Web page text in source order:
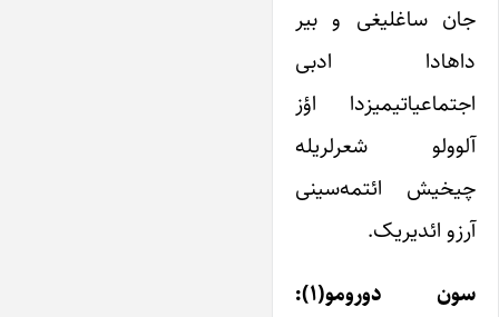
جان ساغلیغی و بیر
داهادا ادبی
اجتماعیاتیمیزدا اؤز
آلوولو شعرلریله
چیخیش ائتمه‌سینی
آرزو ائدیریک.
سون دورومو(۱):